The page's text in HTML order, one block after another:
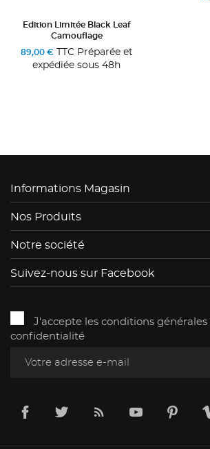
Edition Limitée Black Leaf
Camouflage
89,00 €TTC Préparée et
expédiée sous 48h
Informations Magasin
Nos Produits
Notre société
Suivez-nous sur Facebook
J'accepte les conditions
confidentialité